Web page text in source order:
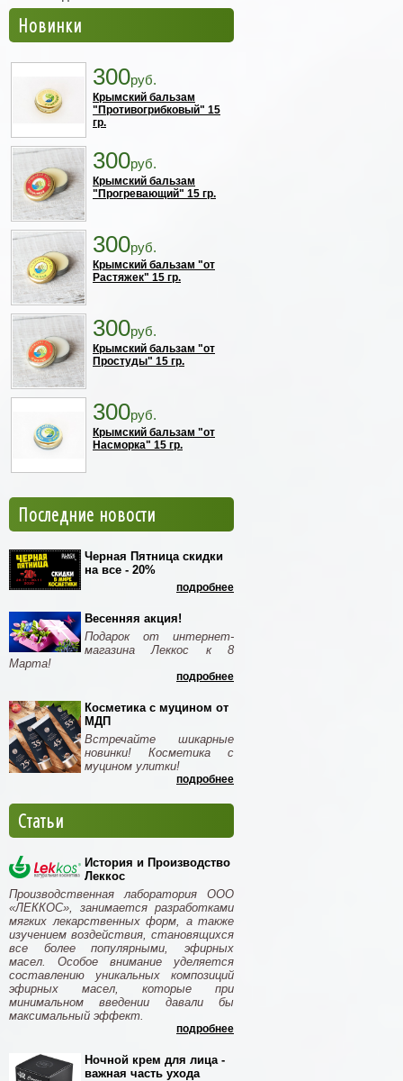
Новинки
300руб.
Крымский бальзам
"Противогрибковый" 15
гр.
300руб.
Крымский бальзам
"Прогревающий" 15 гр.
300руб.
Крымский бальзам "от
Растяжек" 15 гр.
300руб.
Крымский бальзам "от
Простуды" 15 гр.
300руб.
Крымский бальзам "от
Насморка" 15 гр.
Последние новости
Черная Пятница скидки
на все - 20%
подробнее
Весенняя акция!
Подарок от интернет-
магазина Леккос к 8
Марта!
подробнее
Косметика с муцином от
МДП
Встречайте шикарные
новинки! Косметика с
муцином улитки!
подробнее
Статьи
История и Производство
Леккос
Производственная лаборатория ООО
«ЛЕККОС», занимается разработками
мягких лекарственных форм, а также
изучением воздействия, становящихся
все более популярными, эфирных
масел. Особое внимание уделяется
составлению уникальных композиций
эфирных масел, которые при
минимальном введении давали бы
максимальный эффект.
подробнее
Ночной крем для лица -
важная часть ухода